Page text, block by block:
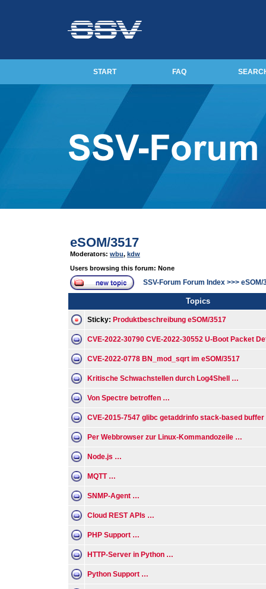
START FAQ
eSOM/3517
Moderators: wbu, kdw
Users browsing this forum: None
SSV-Forum Forum Index >>> eSOM/
Topics
Sticky: Produktbeschreibung eSOM/3517
CVE-2022-30790 CVE-2022-30552 U-Boot Packet
CVE-2022-0778 BN_mod_sqrt im eSOM/3517
Kritische Schwachstellen durch Log4Shell …
Von Spectre betroffen …
CVE-2015-7547 glibc getaddrinfo stack-based
Per Webbrowser zur Linux-Kommandozeile …
Node.js …
MQTT …
SNMP-Agent …
Cloud REST APIs …
PHP Support …
HTTP-Server in Python …
Python Support …